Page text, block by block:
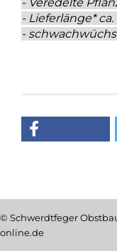
- Lieferlänge*
-
© Schwerdtfeger
online.de